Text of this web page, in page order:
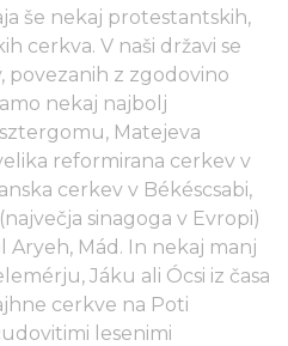
še nekaj protestantskih,
cerkva. V naši državi se
povezanih z zgodovino
nekaj najbolj
Matejeva
reformirana cerkev v
cerkev v Békéscsabi,
sinagoga v Evropi)
Aryeh, Mád. In nekaj manj
Jáku ali Ócsi iz časa
cerkve na Poti
lesenimi